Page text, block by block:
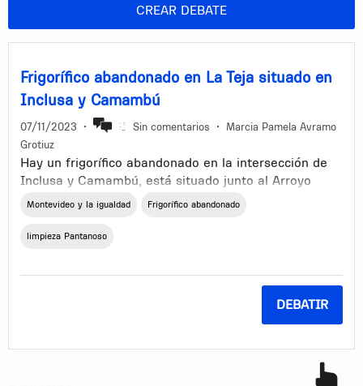
CREAR DEBATE
Frigorífico abandonado en La Teja situado en
Inclusa y Camambú
07/11/2023 • Sin comentarios •
Marcia Pamela Avramo
Grotiuz
Hay un frigorífico abandonado en la intersección de
Inclusa y Camambú, está situado junto al Arroyo
Pantanoso. No solo es una ruina, si no que alberga
está con peligro de demolición, fue bandalizado y lo
enormes estructuras no pueden quedar solas y
Montevideo y la igualdad Frigorífico abandonado
limpieza Pantanoso
DEBATIR